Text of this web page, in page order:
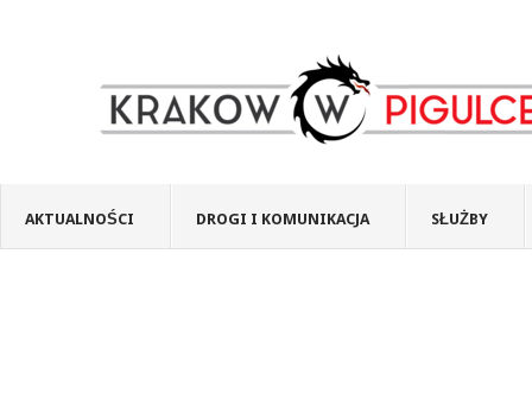
AKTUALNOŚCI DROGI I KOMUNIKACJA SŁUŻBY